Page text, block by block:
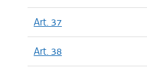
Art. 37
Art. 38